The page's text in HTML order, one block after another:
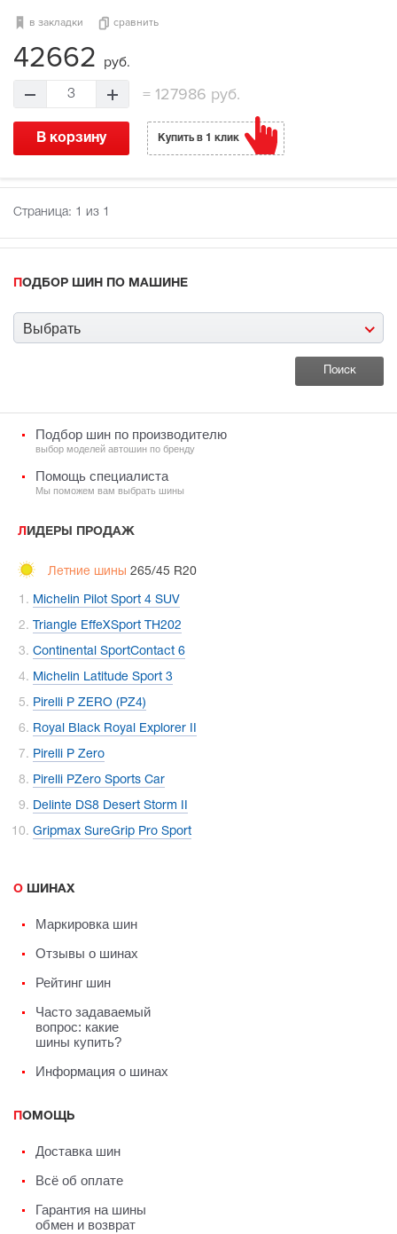
в закладки сравнить
42662 руб.
3 =127986 руб.
В корзину Купить в 1 клик
Страница: 1 из 1
ПОДБОР ШИН ПО МАШИНЕ
Выбрать
Подбор шин по производителю
выбор моделей автошин по бренду
Помощь специалиста
Мы поможем вам выбрать шины
ЛИДЕРЫ ПРОДАЖ
Летние шины 265/45 R20
Michelin Pilot Sport 4 SUV
Triangle EffeXSport TH202
Continental SportContact 6
Michelin Latitude Sport 3
Pirelli P ZERO (PZ4)
Royal Black Royal Explorer II
Pirelli P Zero
Pirelli PZero Sports Car
Delinte DS8 Desert Storm II
Gripmax SureGrip Pro Sport
О ШИНАХ
Маркировка шин
Отзывы о шинах
Рейтинг шин
Часто задаваемый
вопрос: какие
шины купить?
Информация о шинах
ПОМОЩЬ
Доставка шин
Всё об оплате
Гарантия на шины
обмен и возврат